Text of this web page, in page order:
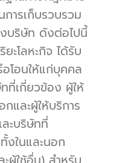
ารเก็บรวบรวม
บริษัท ดังต่อไปนี้
ะโลหะกิจ ได้รับ
โอนให้แก่บุคคล
ที่เกี่ยวข้อง ผู้ให้
และผู้ให้บริการ
ะบริษัทที่
ในและนอก